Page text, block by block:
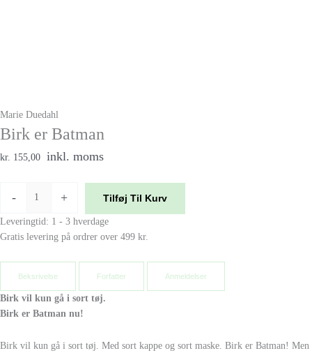
Marie Duedahl
Birk er Batman
kr. 155,00 inkl. moms
- + Tilføj Til Kurv
Leveringtid: 1 - 3 hverdage
Gratis levering på ordrer over 499 kr.
Beksrivelse Forfatter Anmeldelser
Birk vil kun gå i sort tøj.
Birk er Batman nu!
Birk vil kun gå i sort tøj. Med sort kappe og sort maske. Birk er Batman! Men